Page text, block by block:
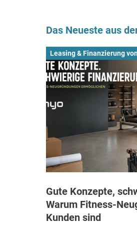
Das Neueste aus
Leasing & Finanzierung
Gute Konzepte,
Warum Fitness-
Kunden sind